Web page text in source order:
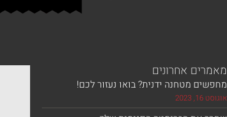
מאמרים אחרונים
מחפשים מטחנה ידנית? בואו נעזור לכם!
אוגוסט 16, 2023